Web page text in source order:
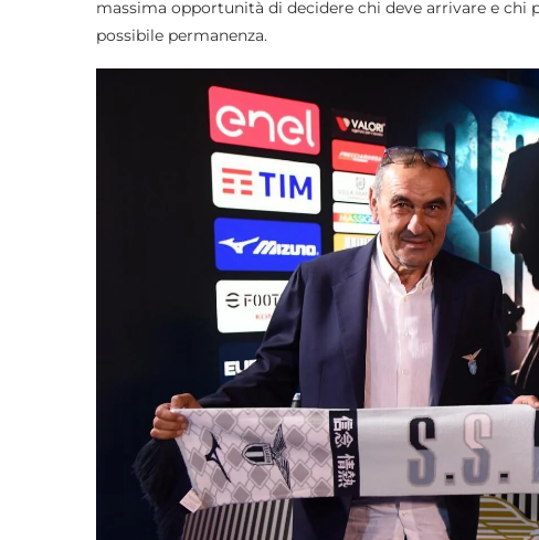
massima opportunità di decidere chi deve arrivare e chi
possibile permanenza.